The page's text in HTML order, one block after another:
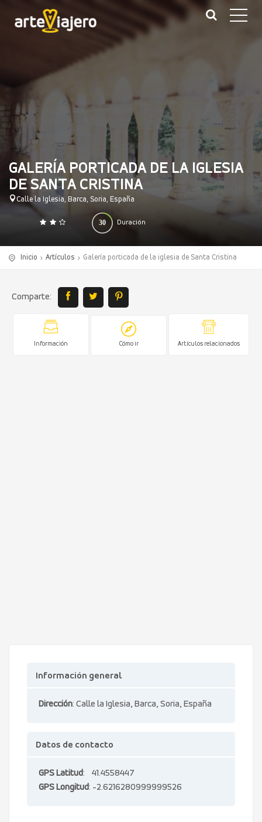
GALERÍA PORTICADA DE LA IGLESIA
DE SANTA CRISTINA
Calle la Iglesia, Barca, Soria, España
Duración
30
0 140
Inicio Artículos Galería porticada de la iglesia de Santa Cristina
Comparte:
Información Cómo ir Artículos relacionados
Información general
Dirección: Calle la Iglesia, Barca, Soria, España
Datos de contacto
GPS Latitud: 41.4558447
GPS Longitud: -2.6216280999999526